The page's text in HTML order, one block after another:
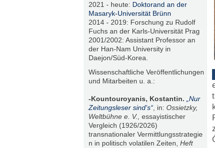
2021 - heute: Doktorand an der
Masaryk-Universität Brünn
2014 - 2019: Forschung zu Rudolf
Fuchs an der Karls-Universität Prag
2001/2002: Assistant Professor an
der Han-Nam University in
Daejon/Süd-Korea.
Wissenschaftliche Veröffentlichungen
und Mitarbeiten u. a.:
-Kountouroyanis, Kostantin. „Nur
Zeitungsleser sind's“, in: Ossietzky,
Weltbühne e. V., essayistischer
Vergleich (1926/2026)
transnationaler Vermittlungsstrategie
n in politisch volatilen Zeiten, Heft